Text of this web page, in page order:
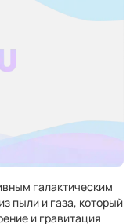
галактическим
пыли и газа, который
и гравитация